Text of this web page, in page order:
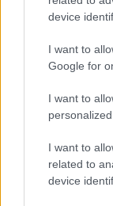
device
I want to
Google for
I want to
I want to
related to
device
δίκτυο
Σωκράτης
εκατ. ευρώ,